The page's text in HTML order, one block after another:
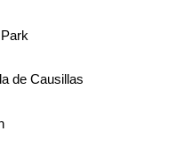
de Causillas